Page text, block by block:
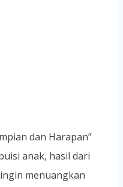
dan Harapan”
anak, hasil dari
menuangkan